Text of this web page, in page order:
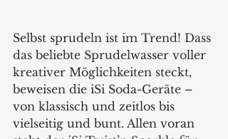
Selbst sprudeln ist im Trend! Dass
das beliebte Sprudelwasser voller
kreativer Möglichkeiten steckt,
beweisen die iSi Soda-Geräte –
von klassisch und zeitlos bis
vielseitig und bunt. Allen voran